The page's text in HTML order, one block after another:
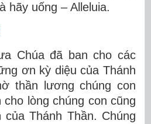
hãy uống – Alleluia.
Chúa đã ban cho các
ơn kỳ diệu của Thánh
thần lương chúng con
lòng chúng con cũng
Thánh Thần. Chúng